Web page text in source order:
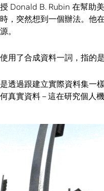
Donald B. Rubin 在幫助
，突然想到一個辦法。他
。
用了合成資料一詞，指的
透過跟建立實際資料集一
真實資料 – 這在研究個人